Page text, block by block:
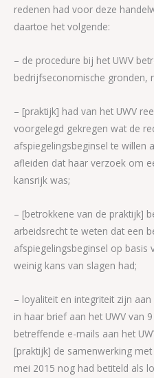
redenen had voor deze
daartoe het volgende:
– de procedure bij het UWV
bedrijfseconomische gronden,
– [praktijk] had van het UWV
voorgelegd gekregen wat de
afspiegelingsbeginsel te willen
afleiden dat haar verzoek om
kansrijk was;
– [betrokkene van de praktijk]
arbeidsrecht te weten dat een
afspiegelingsbeginsel op basis
weinig kans van slagen had;
– loyaliteit en integriteit zijn
in haar brief aan het UWV van
betreffende e-mails aan het
[praktijk] de samenwerking
mei 2015 nog had betiteld als